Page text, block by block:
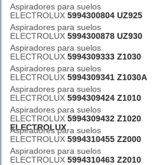
Aspiradores para suelos
ELECTROLUX 5994300804 UZ925
Aspiradores para suelos
ELECTROLUX 5994300878 UZ930
Aspiradores para suelos
ELECTROLUX 5994309333 Z1030
Aspiradores para suelos
ELECTROLUX 5994309341 Z1030A
Aspiradores para suelos
ELECTROLUX 5994309424 Z1010
Aspiradores para suelos
ELECTROLUX 5994309432 Z1020
ELECTROLUX
Aspiradores para suelos
ELECTROLUX 5994310455 Z2000
Aspiradores para suelos
ELECTROLUX 5994310463 Z2010